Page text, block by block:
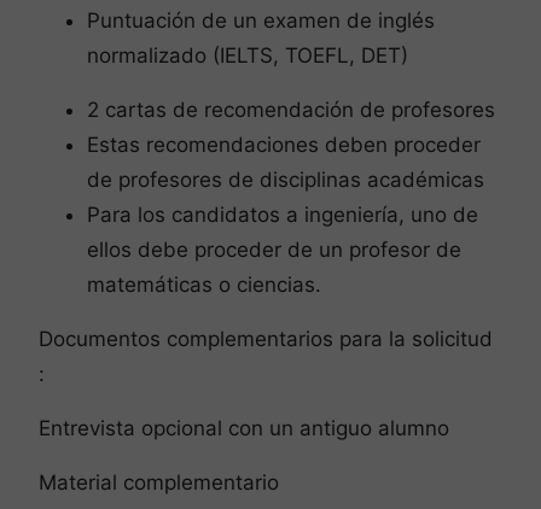
Puntuación de un examen de inglés
normalizado (IELTS, TOEFL, DET)
2 cartas de recomendación de profesores
Estas recomendaciones deben proceder
de profesores de disciplinas académicas
Para los candidatos a ingeniería, uno de
ellos debe proceder de un profesor de
matemáticas o ciencias.
Documentos complementarios para la solicitud
:
Entrevista opcional con un antiguo alumno
Material complementario